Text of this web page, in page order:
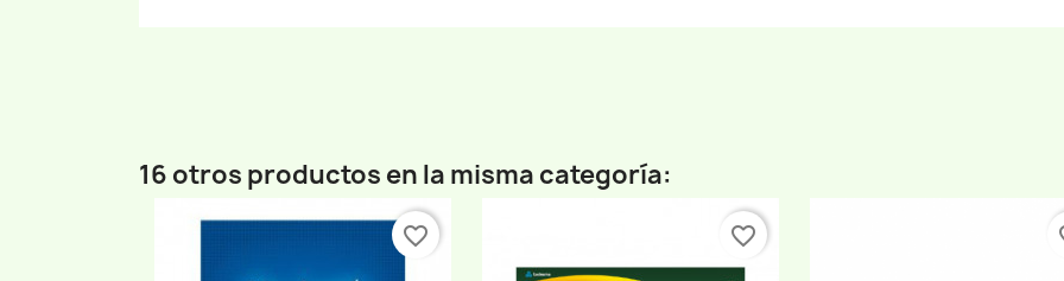
16 otros productos en la misma categoría:
favorite_border favorite_border